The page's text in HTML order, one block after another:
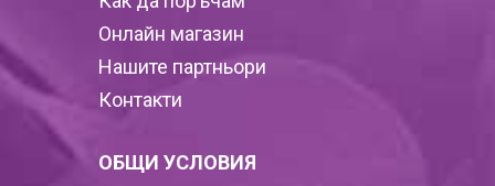
Онлайн магазин
Нашите партньори
Контакти
ОБЩИ УСЛОВИЯ